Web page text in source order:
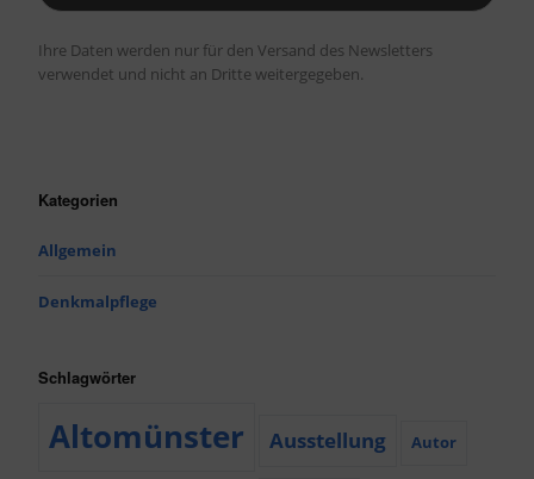
Ihre Daten werden nur für den Versand des Newsletters
verwendet und nicht an Dritte weitergegeben.
Kategorien
Allgemein
Denkmalpflege
Schlagwörter
Altomünster Ausstellung Autor